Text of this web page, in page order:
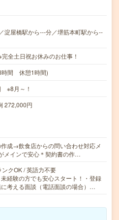
淀屋橋駅から---分／堺筋本町駅から--
全土日祝お休みのお仕事！
時間 休憩1時間)
※8月～！
272,000円
作成→飲食店からの問い合わせ対応メ
メインで安心＊契約書の作…
クOK / 英語力不要
経験の方でも安心スタート！・登録
考える面談（電話面談の場合）…